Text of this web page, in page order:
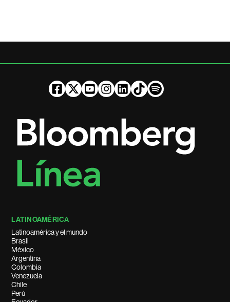
LATINOAMÉRICA
Latinoamérica y el mundo
Brasil
México
Argentina
Colombia
Venezuela
Chile
Perú